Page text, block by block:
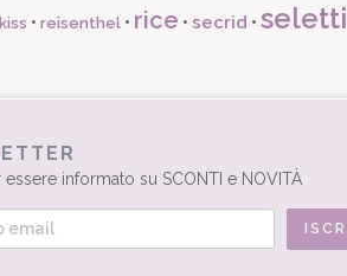
• reisenthel • rice • secrid • seletti
essere informato su SCONTI e NOVITÀ